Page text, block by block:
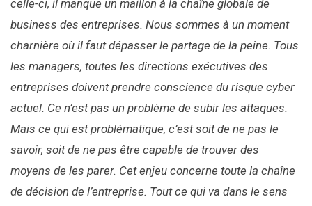
celle-ci, il manque un maillon à la chaîne globale de
business des entreprises. Nous sommes à un moment
charnière où il faut dépasser le partage de la peine. Tous
les managers, toutes les directions exécutives des
entreprises doivent prendre conscience du risque cyber
actuel. Ce n’est pas un problème de subir les attaques.
Mais ce qui est problématique, c’est soit de ne pas le
savoir, soit de ne pas être capable de trouver des
moyens de les parer. Cet enjeu concerne toute la chaîne
de décision de l’entreprise. Tout ce qui va dans le sens